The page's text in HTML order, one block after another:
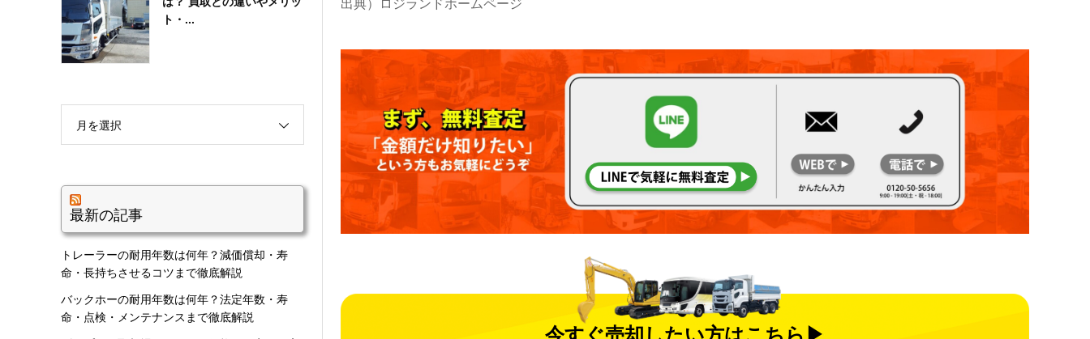
出典）ロジランドホームページ
今すぐ売却したい方はこちら▶
ト・...
月を選択
最新の記事
トレーラーの耐用年数は何年？減価償却・寿
命・長持ちさせるコツまで徹底解説
バックホーの耐用年数は何年？法定年数・寿
命・点検・メンテナンスまで徹底解説